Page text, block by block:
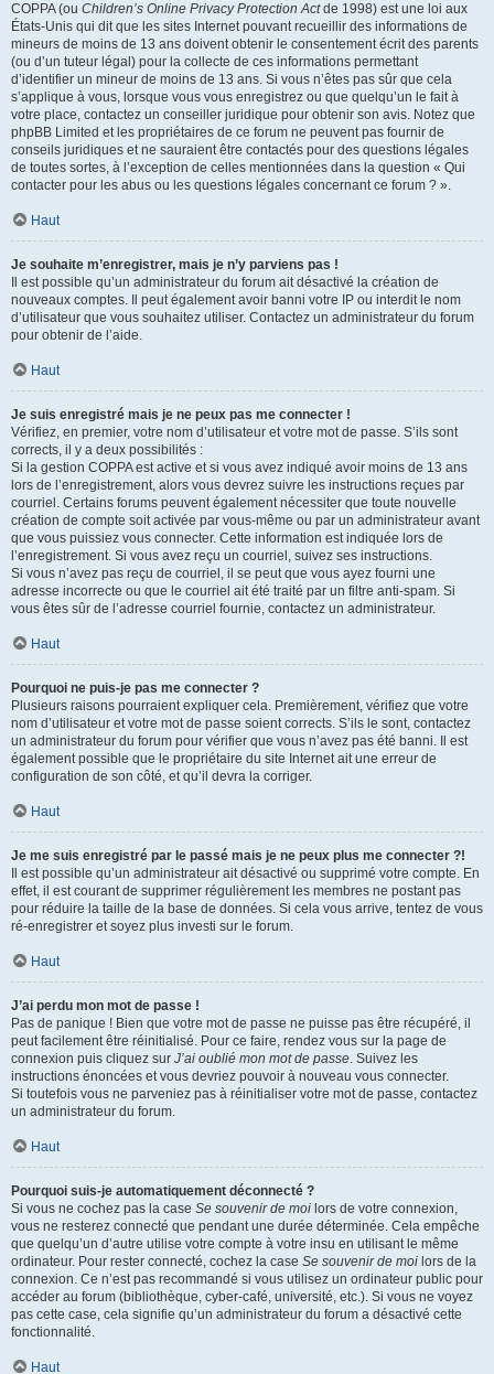
COPPA (ou Children’s Online Privacy Protection Actde 1998) est une loi aux
États-Unis qui dit que les sites Internet pouvant recueillir des informations de
mineurs de moins de 13 ans doivent obtenir le consentement écrit des parents
(ou d’un tuteur légal) pour la collecte de ces informations permettant
d’identifier un mineur de moins de 13 ans. Si vous n’êtes pas sûr que cela
s’applique à vous, lorsque vous vous enregistrez ou que quelqu’un le fait à
votre place, contactez un conseiller juridique pour obtenir son avis. Notez que
phpBB Limited et les propriétaires de ce forum ne peuvent pas fournir de
conseils juridiques et ne sauraient être contactés pour des questions légales
de toutes sortes, à l’exception de celles mentionnées dans la question « Qui
contacter pour les abus ou les questions légales concernant ce forum ? ».
Haut
Je souhaite m’enregistrer, mais je n’y parviens pas !
Il est possible qu’un administrateur du forum ait désactivé la création de
nouveaux comptes. Il peut également avoir banni votre IP ou interdit le nom
d’utilisateur que vous souhaitez utiliser. Contactez un administrateur du forum
pour obtenir de l’aide.
Haut
Je suis enregistré mais je ne peux pas me connecter !
Vérifiez, en premier, votre nom d’utilisateur et votre mot de passe. S’ils sont
corrects, il y a deux possibilités :
Si la gestion COPPA est active et si vous avez indiqué avoir moins de 13 ans
lors de l’enregistrement, alors vous devrez suivre les instructions reçues par
courriel. Certains forums peuvent également nécessiter que toute nouvelle
création de compte soit activée par vous-même ou par un administrateur avant
que vous puissiez vous connecter. Cette information est indiquée lors de
l’enregistrement. Si vous avez reçu un courriel, suivez ses instructions.
Si vous n’avez pas reçu de courriel, il se peut que vous ayez fourni une
adresse incorrecte ou que le courriel ait été traité par un filtre anti-spam. Si
vous êtes sûr de l’adresse courriel fournie, contactez un administrateur.
Haut
Pourquoi ne puis-je pas me connecter ?
Plusieurs raisons pourraient expliquer cela. Premièrement, vérifiez que votre
nom d’utilisateur et votre mot de passe soient corrects. S’ils le sont, contactez
un administrateur du forum pour vérifier que vous n’avez pas été banni. Il est
également possible que le propriétaire du site Internet ait une erreur de
configuration de son côté, et qu’il devra la corriger.
Haut
Je me suis enregistré par le passé mais je ne peux plus me connecter ?!
Il est possible qu’un administrateur ait désactivé ou supprimé votre compte. En
effet, il est courant de supprimer régulièrement les membres ne postant pas
pour réduire la taille de la base de données. Si cela vous arrive, tentez de vous
ré-enregistrer et soyez plus investi sur le forum.
Haut
J’ai perdu mon mot de passe !
Pas de panique ! Bien que votre mot de passe ne puisse pas être récupéré, il
peut facilement être réinitialisé. Pour ce faire, rendez vous sur la page de
connexion puis cliquez sur J’ai oublié mon mot de passe. Suivez les
instructions énoncées et vous devriez pouvoir à nouveau vous connecter.
Si toutefois vous ne parveniez pas à réinitialiser votre mot de passe, contactez
un administrateur du forum.
Haut
Pourquoi suis-je automatiquement déconnecté ?
Si vous ne cochez pas la case Se souvenir de moi lors de votre connexion,
vous ne resterez connecté que pendant une durée déterminée. Cela empêche
que quelqu’un d’autre utilise votre compte à votre insu en utilisant le même
ordinateur. Pour rester connecté, cochez la case Se souvenir de moi lors de la
connexion. Ce n’est pas recommandé si vous utilisez un ordinateur public pour
accéder au forum (bibliothèque, cyber-café, université, etc.). Si vous ne voyez
pas cette case, cela signifie qu’un administrateur du forum a désactivé cette
fonctionnalité.
Haut